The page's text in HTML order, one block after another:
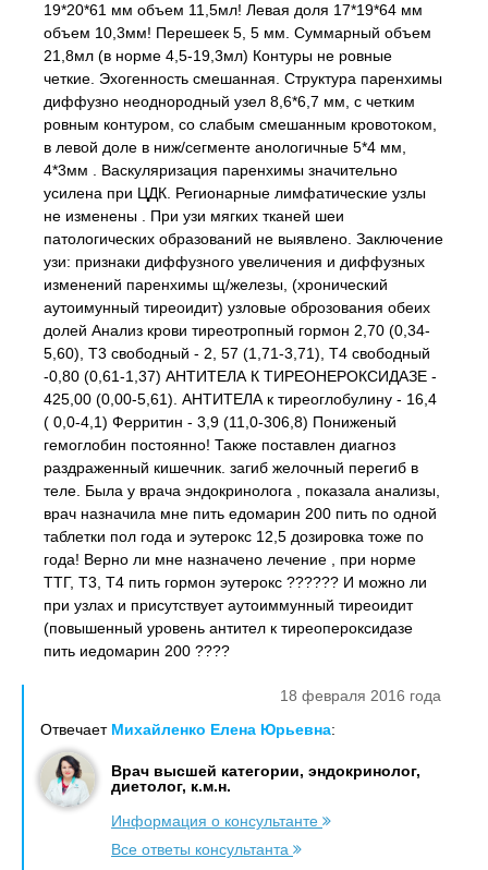
19*20*61 мм объем 11,5мл! Левая доля 17*19*64 мм
объем 10,3мм! Перешеек 5, 5 мм. Суммарный объем
21,8мл (в норме 4,5-19,3мл) Контуры не ровные
четкие. Эхогенность смешанная. Структура паренхимы
диффузно неоднородный узел 8,6*6,7 мм, с четким
ровным контуром, со слабым смешанным кровотоком,
в левой доле в ниж/сегменте анологичные 5*4 мм,
4*3мм . Васкуляризация паренхимы значительно
усилена при ЦДК. Регионарные лимфатические узлы
не изменены . При узи мягких тканей шеи
патологических образований не выявлено. Заключение
узи: признаки диффузного увеличения и диффузных
изменений паренхимы щ/железы, (хронический
аутоимунный тиреоидит) узловые оброзования обеих
долей Анализ крови тиреотропный гормон 2,70 (0,34-
5,60), Т3 свободный - 2, 57 (1,71-3,71), Т4 свободный
-0,80 (0,61-1,37) АНТИТЕЛА К ТИРЕОНЕРОКСИДАЗЕ -
425,00 (0,00-5,61). АНТИТЕЛА к тиреоглобулину - 16,4
( 0,0-4,1) Ферритин - 3,9 (11,0-306,8) Пониженый
гемоглобин постоянно! Также поставлен диагноз
раздраженный кишечник. загиб желочный перегиб в
теле. Была у врача эндокринолога , показала анализы,
врач назначила мне пить едомарин 200 пить по одной
таблетки пол года и эутерокс 12,5 дозировка тоже по
года! Верно ли мне назначено лечение , при норме
ТТГ, Т3, Т4 пить гормон эутерокс ?????? И можно ли
при узлах и присутствует аутоиммунный тиреоидит
(повышенный уровень антител к тиреопероксидазе
пить иедомарин 200 ????
18 февраля 2016 года
Отвечает Михайленко Елена Юрьевна:
Врач высшей категории, эндокринолог,
диетолог, к.м.н.
Информация о консультанте
Все ответы консультанта